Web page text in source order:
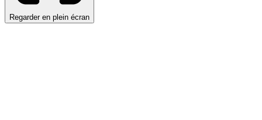
Regarder en plein écran